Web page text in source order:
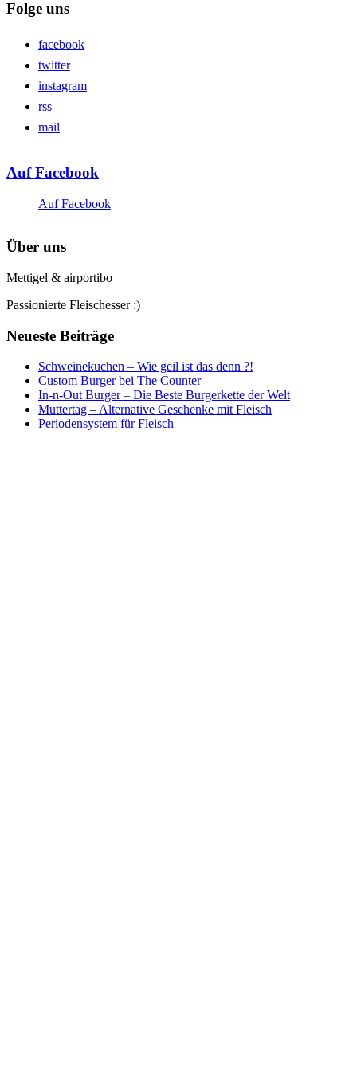
Folge uns
facebook
twitter
instagram
rss
mail
Auf Facebook
Auf Facebook
Über uns
Mettigel & airportibo
Passionierte Fleischesser :)
Neueste Beiträge
Schweinekuchen – Wie geil ist das denn ?!
Custom Burger bei The Counter
In-n-Out Burger – Die Beste Burgerkette der Welt
Muttertag – Alternative Geschenke mit Fleisch
Periodensystem für Fleisch